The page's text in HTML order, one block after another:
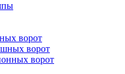
ворот
ворот
ворот